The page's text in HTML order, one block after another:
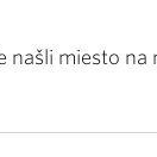
našli miesto na